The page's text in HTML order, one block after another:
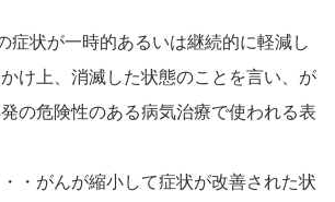
症状が一時的あるいは継続的に軽減し
け上、消滅した状態のことを言い、が
の危険性のある病気治療で使われる表
・・がんが縮小して症状が改善された状